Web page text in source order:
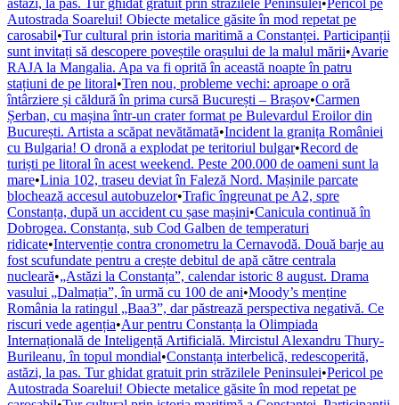
astăzi, la pas. Tur ghidat gratuit prin străzilele Peninsulei•Pericol pe
Autostrada Soarelui! Obiecte metalice găsite în mod repetat pe
carosabil•Tur cultural prin istoria maritimă a Constanței. Participanții
sunt invitați să descopere poveștile orașului de la malul mării•Avarie
RAJA la Mangalia. Apa va fi oprită în această noapte în patru
stațiuni de pe litoral•Tren nou, probleme vechi: aproape o oră
întârziere și căldură în prima cursă București – Brașov•Carmen
Șerban, cu mașina într-un crater format pe Bulevardul Eroilor din
București. Artista a scăpat nevătămată•Incident la granița României
cu Bulgaria! O dronă a explodat pe teritoriul bulgar•Record de
turiști pe litoral în acest weekend. Peste 200.000 de oameni sunt la
mare•Linia 102, traseu deviat în Faleză Nord. Mașinile parcate
blochează accesul autobuzelor•Trafic îngreunat pe A2, spre
Constanța, după un accident cu șase mașini•Canicula continuă în
Dobrogea. Constanța, sub Cod Galben de temperaturi
ridicate•Intervenție contra cronometru la Cernavodă. Două barje au
fost scufundate pentru a crește debitul de apă către centrala
nucleară•„Astăzi la Constanța”, calendar istoric 8 august. Drama
vasului „Dalmația”, în urmă cu 100 de ani•Moody’s menține
România la ratingul „Baa3”, dar păstrează perspectiva negativă. Ce
riscuri vede agenția•Aur pentru Constanța la Olimpiada
Internațională de Inteligență Artificială. Mircistul Alexandru Thury-
Burileanu, în topul mondial•Constanța interbelică, redescoperită,
astăzi, la pas. Tur ghidat gratuit prin străzilele Peninsulei•Pericol pe
Autostrada Soarelui! Obiecte metalice găsite în mod repetat pe